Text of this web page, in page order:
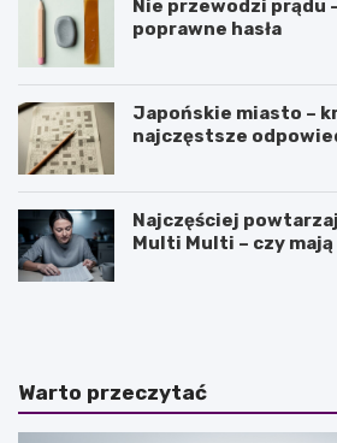
Nie przewodzi prądu
poprawne hasła
Japońskie miasto –
najczęstsze
Najczęściej
Multi Multi – czy
J
s
ą
n
O
k
z
o
Warto przeczytać